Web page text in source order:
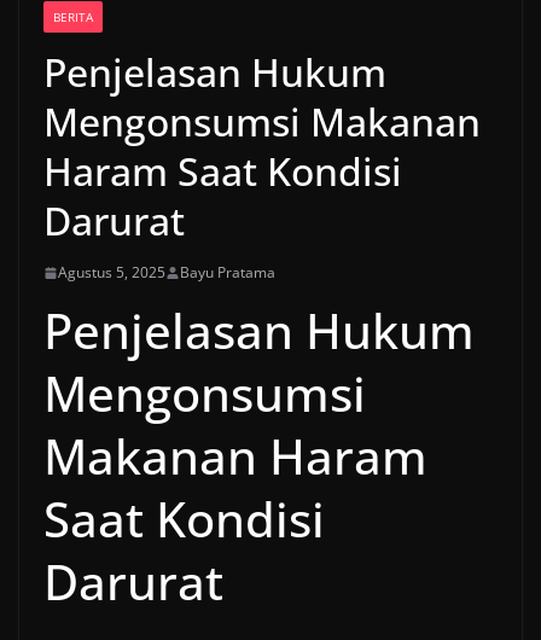
BERITA
Penjelasan Hukum
Mengonsumsi Makanan
Haram Saat Kondisi
Darurat
Agustus 5, 2025 Bayu Pratama
Penjelasan Hukum
Mengonsumsi
Makanan Haram
Saat Kondisi
Darurat